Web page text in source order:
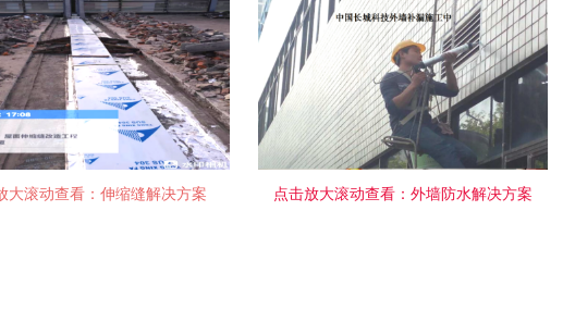
大滚动查看：伸缩缝解决方案 点击放大滚动查看：外墙防水解决方案